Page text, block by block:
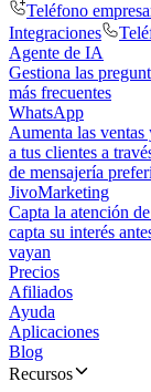
Teléfono
Integraciones
Agente de IA
Gestiona las
más frecuentes
WhatsApp
Aumenta las ventas
a tus clientes a
de mensajería
JivoMarketing
Capta la atención
capta su interés
vayan
Precios
Afiliados
Ayuda
Aplicaciones
Blog
Recursos